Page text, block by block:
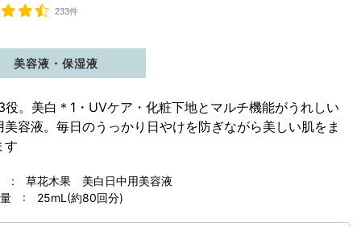
233件
: 草花木果 美白日中用美容液
: 25mL(約80回分)
美容液・保湿液
役。美白 ＊1 ・UVケア・化粧下地とマルチ機能がうれしい
美容液。毎日のうっかり日やけを防ぎながら美しい肌をま
す